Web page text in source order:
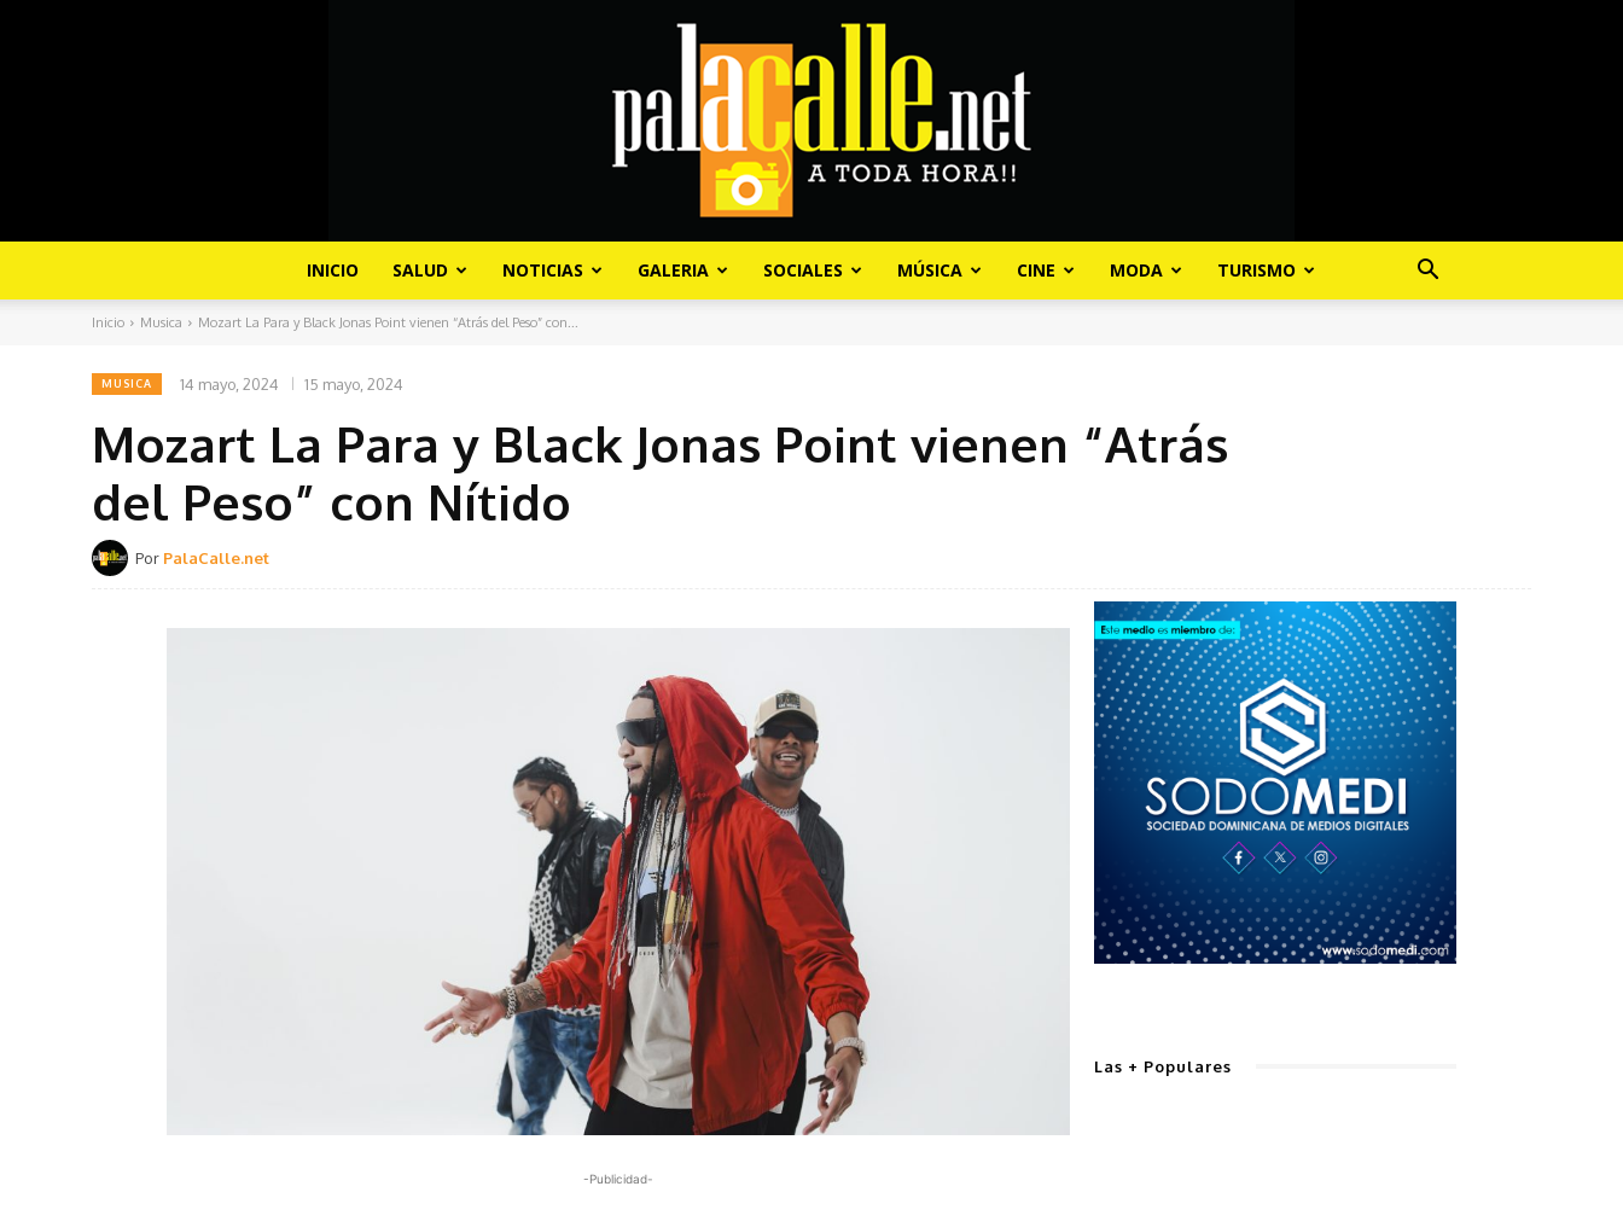
INICIO SALUD NOTICIAS GALERIA SOCIALES MÚSICA CINE MODA TURISMO
Inicio Musica Mozart La Para y Black Jonas Point vienen “Atrás del Peso” con...
MUSICA 14 mayo, 2024 15 mayo, 2024
Mozart La Para y Black Jonas Point vienen “Atrás
del Peso” con Nítido
Por PalaCalle.net
-Publicidad-
Las + Populares